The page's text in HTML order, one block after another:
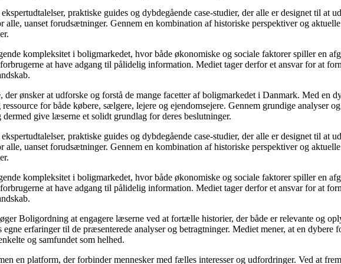
praktiske guides og dybdegående case-studier, der alle er designet til at
uanset forudsætninger. Gennem en kombination af historiske perspektiver og
kompleksitet i boligmarkedet, hvor både økonomiske og sociale faktorer spiller en
at have adgang til pålidelig information. Mediet tager derfor et ansvar for at
ønsker at udforske og forstå de mange facetter af boligmarkedet i Danmark. Med en
for både købere, sælgere, lejere og ejendomsejere. Gennem grundige analyser
give læserne et solidt grundlag for deres beslutninger.
praktiske guides og dybdegående case-studier, der alle er designet til at
uanset forudsætninger. Gennem en kombination af historiske perspektiver og
kompleksitet i boligmarkedet, hvor både økonomiske og sociale faktorer spiller en
at have adgang til pålidelig information. Mediet tager derfor et ansvar for at
Boligordning at engagere læserne ved at fortælle historier, der både er relevante og
erfaringer til de præsenterede analyser og betragtninger. Mediet mener, at en
og samfundet som helhed.
en platform, der forbinder mennesker med fælles interesser og udfordringer. Ved at